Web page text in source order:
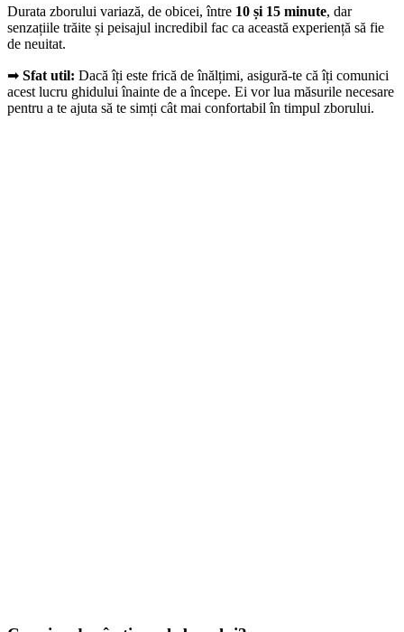
Durata zborului variază, de obicei, între 10 și 15 minute, dar
senzațiile trăite și peisajul incredibil fac ca această experiență să fie
de neuitat.
➡ Sfat util: Dacă îți este frică de înălțimi, asigură-te că îți comunici
acest lucru ghidului înainte de a începe. Ei vor lua măsurile necesare
pentru a te ajuta să te simți cât mai confortabil în timpul zborului.